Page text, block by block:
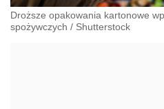
Droższe opakowania kartonowe
spożywczych / Shutterstock